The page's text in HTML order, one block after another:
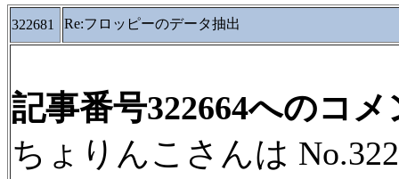
322681 Re:フロッピーのデータ抽出
記事番号322664へのコメ
ちょりんこさんは